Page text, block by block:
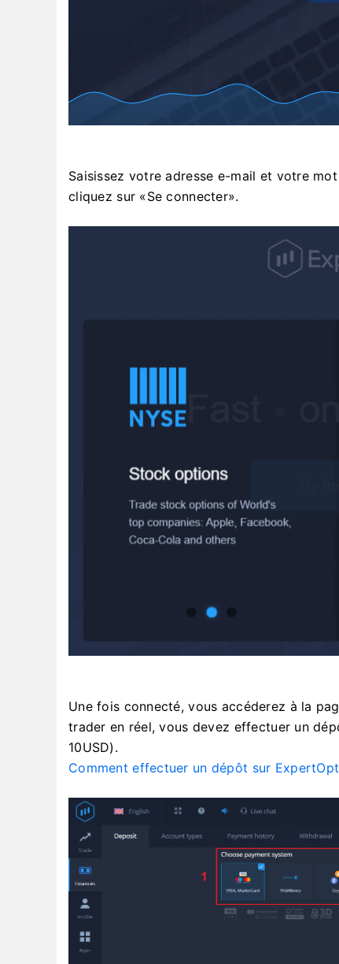
Saisissez votre adresse e-mail et votre
cliquez sur «Se connecter».
Une fois connecté, vous accéderez à la
trader en réel, vous devez effectuer un
10USD).
Comment effectuer un dépôt sur